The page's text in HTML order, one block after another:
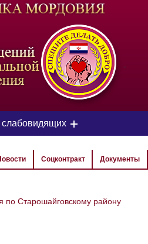
-
слабовидящих
СХЕМА
ТЕКСТА
Соцконтракт Документы
по Старошайговскому району